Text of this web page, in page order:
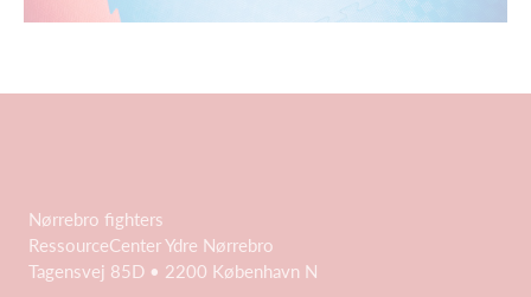
Nørrebro fighters
RessourceCenter Ydre Nørrebro
Tagensvej 85D • 2200 København N